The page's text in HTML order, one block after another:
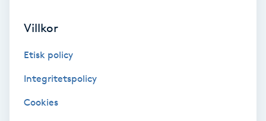
Yogamassage
Zonterapi
Villkor
Etisk policy
Integritetspolicy
Cookies